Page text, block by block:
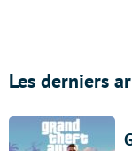
Les derniers